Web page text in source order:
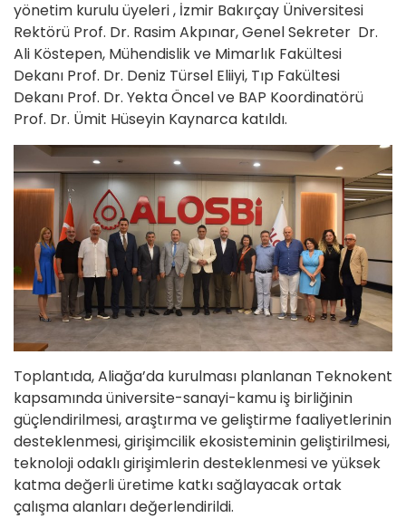
yönetim kurulu üyeleri , İzmir Bakırçay Üniversitesi
Rektörü Prof. Dr. Rasim Akpınar, Genel Sekreter Dr.
Ali Köstepen, Mühendislik ve Mimarlık Fakültesi
Dekanı Prof. Dr. Deniz Türsel Eliiyi, Tıp Fakültesi
Dekanı Prof. Dr. Yekta Öncel ve BAP Koordinatörü
Prof. Dr. Ümit Hüseyin Kaynarca katıldı.
Toplantıda, Aliağa’da kurulması planlanan Teknokent
kapsamında üniversite-sanayi-kamu iş birliğinin
güçlendirilmesi, araştırma ve geliştirme faaliyetlerinin
desteklenmesi, girişimcilik ekosisteminin geliştirilmesi,
teknoloji odaklı girişimlerin desteklenmesi ve yüksek
katma değerli üretime katkı sağlayacak ortak
çalışma alanları değerlendirildi.